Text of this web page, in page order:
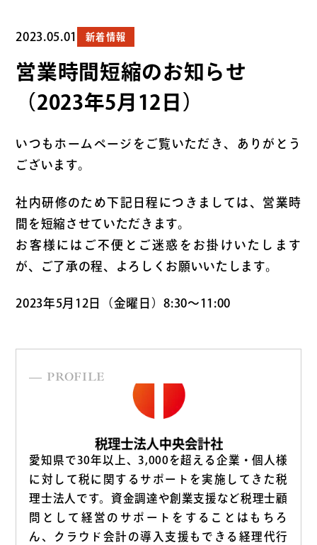
2023.05.01 新着情報
営業時間短縮のお知らせ
（2023年5月12日）
いつもホームページをご覧いただき、ありがとう
ございます。
社内研修のため下記日程につきましては、営業時
間を短縮させていただきます。
お客様にはご不便とご迷惑をお掛けいたします
が、ご了承の程、よろしくお願いいたします。
2023年5月12日（金曜日）8:30～11:00
PROFILE
愛知県で30年以上、3,000を超える企業・個人様
に対して税に関するサポートを実施してきた税
理士法人です。資金調達や創業支援など税理士顧
問として経営のサポートをすることはもちろ
ん、クラウド会計の導入支援もできる経理代行